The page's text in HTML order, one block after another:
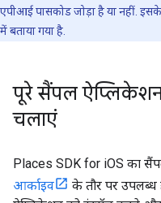
एपीआई पासकोड जोड़ा है या नहीं.
में बताया गया है.
पूरे सैंपल ऐप्लिकेशन
चलाएं
Places SDK for iOS का
आर्काइव
के तौर पर